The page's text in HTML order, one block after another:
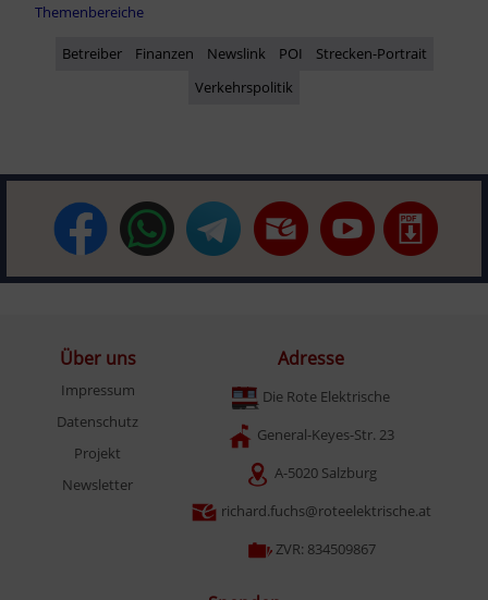
Themenbereiche
Betreiber Finanzen Newslink POI
Strecken-Portrait
Verkehrspolitik
Über uns
Impressum
Datenschutz
Projekt
Newsletter
Adresse
Die Rote Elektrische
General-Keyes-Str. 23
A-5020 Salzburg
richard.fuchs@roteelektrische.at
ZVR: 834509867